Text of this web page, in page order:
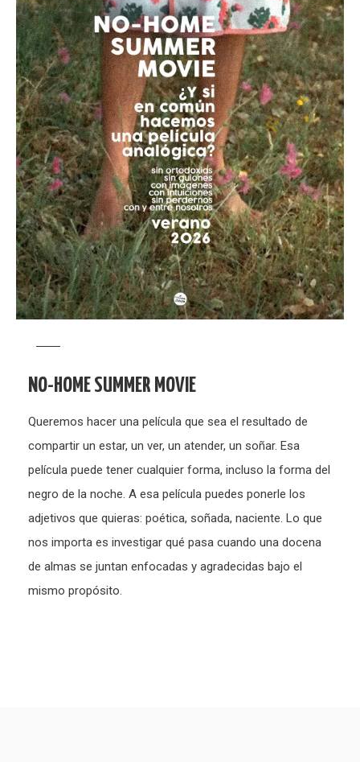
NO-HOME SUMMER MOVIE
Queremos hacer una película que sea el resultado de
compartir un estar, un ver, un atender, un soñar. Esa
película puede tener cualquier forma, incluso la forma del
negro de la noche. A esa película puedes ponerle los
adjetivos que quieras: poética, soñada, naciente. Lo que
nos importa es investigar qué pasa cuando una docena
de almas se juntan enfocadas y agradecidas bajo el
mismo propósito.